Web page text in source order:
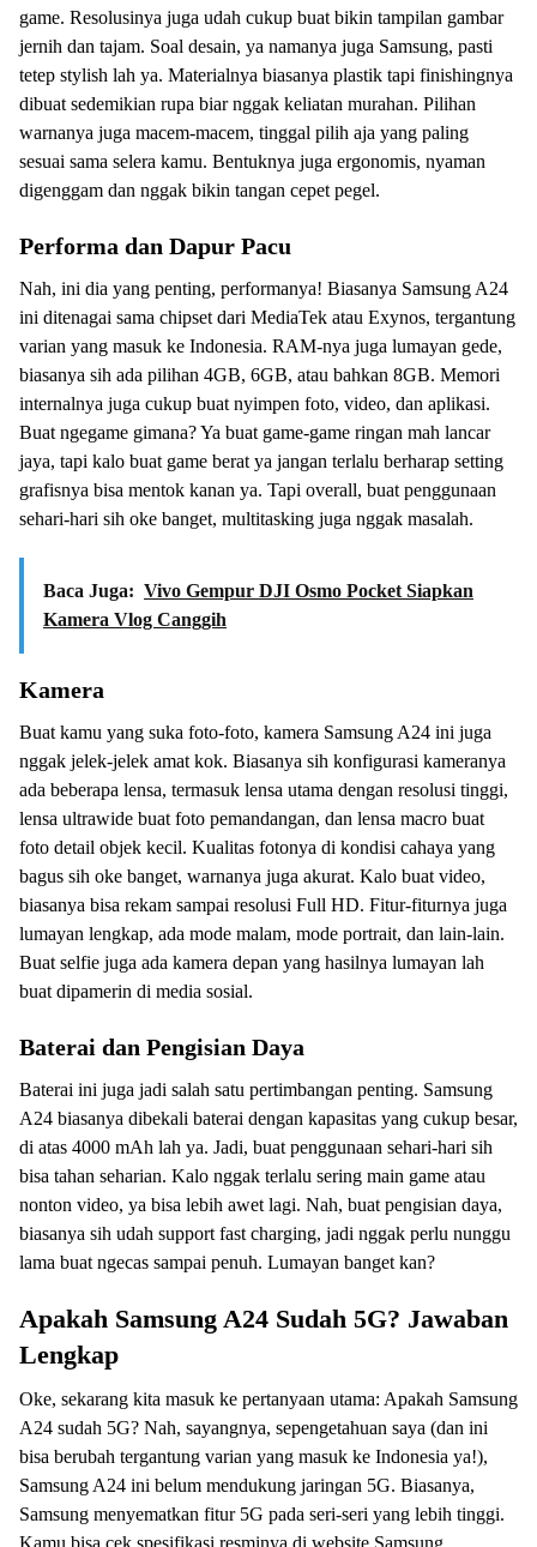
game. Resolusinya juga udah cukup buat bikin tampilan gambar
jernih dan tajam. Soal desain, ya namanya juga Samsung, pasti
tetep stylish lah ya. Materialnya biasanya plastik tapi finishingnya
dibuat sedemikian rupa biar nggak keliatan murahan. Pilihan
warnanya juga macem-macem, tinggal pilih aja yang paling
sesuai sama selera kamu. Bentuknya juga ergonomis, nyaman
digenggam dan nggak bikin tangan cepet pegel.
Performa dan Dapur Pacu
Nah, ini dia yang penting, performanya! Biasanya Samsung A24
ini ditenagai sama chipset dari MediaTek atau Exynos, tergantung
varian yang masuk ke Indonesia. RAM-nya juga lumayan gede,
biasanya sih ada pilihan 4GB, 6GB, atau bahkan 8GB. Memori
internalnya juga cukup buat nyimpen foto, video, dan aplikasi.
Buat ngegame gimana? Ya buat game-game ringan mah lancar
jaya, tapi kalo buat game berat ya jangan terlalu berharap setting
grafisnya bisa mentok kanan ya. Tapi overall, buat penggunaan
sehari-hari sih oke banget, multitasking juga nggak masalah.
Baca Juga: Vivo Gempur DJI Osmo Pocket Siapkan
Kamera Vlog Canggih
Kamera
Buat kamu yang suka foto-foto, kamera Samsung A24 ini juga
nggak jelek-jelek amat kok. Biasanya sih konfigurasi kameranya
ada beberapa lensa, termasuk lensa utama dengan resolusi tinggi,
lensa ultrawide buat foto pemandangan, dan lensa macro buat
foto detail objek kecil. Kualitas fotonya di kondisi cahaya yang
bagus sih oke banget, warnanya juga akurat. Kalo buat video,
biasanya bisa rekam sampai resolusi Full HD. Fitur-fiturnya juga
lumayan lengkap, ada mode malam, mode portrait, dan lain-lain.
Buat selfie juga ada kamera depan yang hasilnya lumayan lah
buat dipamerin di media sosial.
Baterai dan Pengisian Daya
Baterai ini juga jadi salah satu pertimbangan penting. Samsung
A24 biasanya dibekali baterai dengan kapasitas yang cukup besar,
di atas 4000 mAh lah ya. Jadi, buat penggunaan sehari-hari sih
bisa tahan seharian. Kalo nggak terlalu sering main game atau
nonton video, ya bisa lebih awet lagi. Nah, buat pengisian daya,
biasanya sih udah support fast charging, jadi nggak perlu nunggu
lama buat ngecas sampai penuh. Lumayan banget kan?
Apakah Samsung A24 Sudah 5G? Jawaban
Lengkap
Oke, sekarang kita masuk ke pertanyaan utama: Apakah Samsung
A24 sudah 5G? Nah, sayangnya, sepengetahuan saya (dan ini
bisa berubah tergantung varian yang masuk ke Indonesia ya!),
Samsung A24 ini belum mendukung jaringan 5G. Biasanya,
Samsung menyematkan fitur 5G pada seri-seri yang lebih tinggi.
Kamu bisa cek spesifikasi resminya di website Samsung